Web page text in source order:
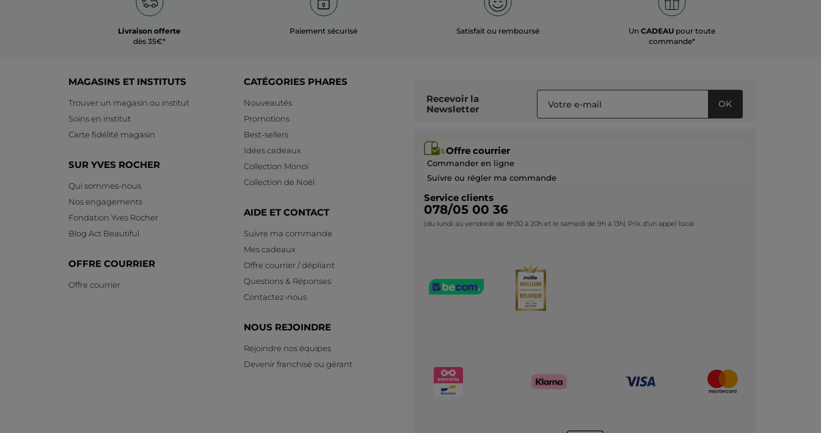
Livraison offerte
dès 35€*
Paiement sécurisé Satisfait ou remboursé Un CADEAUpour toute
commande*
MAGASINS ET INSTITUTS
Trouver un magasin ou institut
Soins en institut
Carte fidélité magasin
SUR YVES ROCHER
Qui sommes-nous
Nos engagements
Fondation Yves Rocher
Blog Act Beautiful
OFFRE COURRIER
Offre courrier
CATÉGORIES PHARES
Nouveautés
Promotions
Best-sellers
Idées cadeaux
Collection Monoï
Collection de Noël
AIDE ET CONTACT
Suivre ma commande
Mes cadeaux
Offre courrier / dépliant
Questions & Réponses
Contactez-nous
NOUS REJOINDRE
Rejoindre nos équipes
Devenir franchisé ou gérant
Recevoir la
Newsletter
OK
Offre courrier
Commander en ligne
Suivre ou régler ma commande
Service clients
078/05 00 36
(du lundi au vendredi de 8h30 à 20h et le samedi de 9h à 13h) Prix d'un appel local